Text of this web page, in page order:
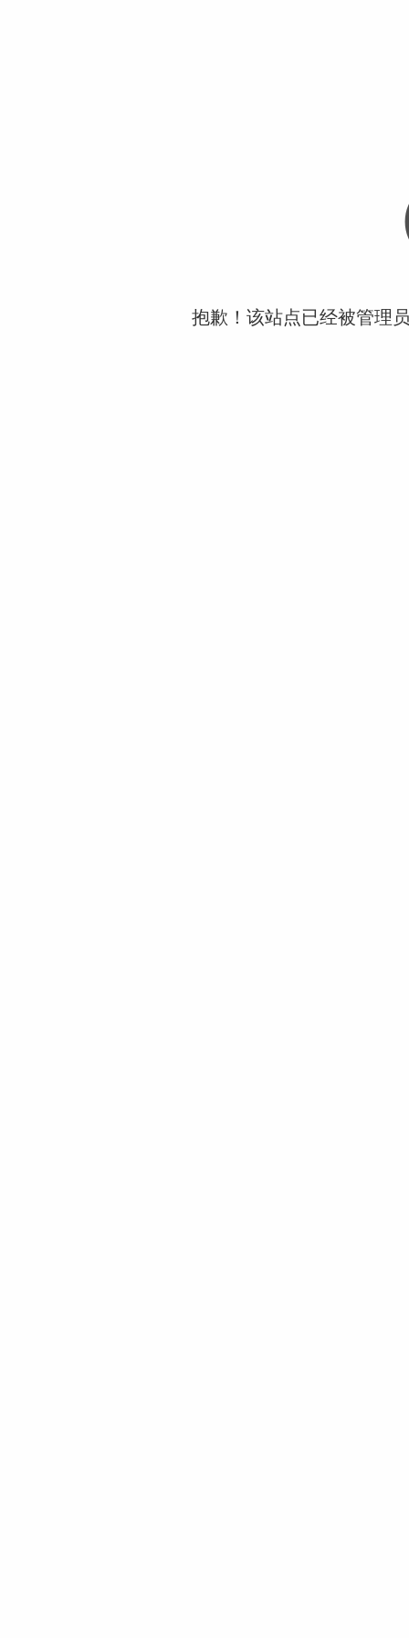
抱歉！该站点已经被管理